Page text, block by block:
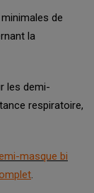
de
la
les demi-
respiratoire,
masque bi
.